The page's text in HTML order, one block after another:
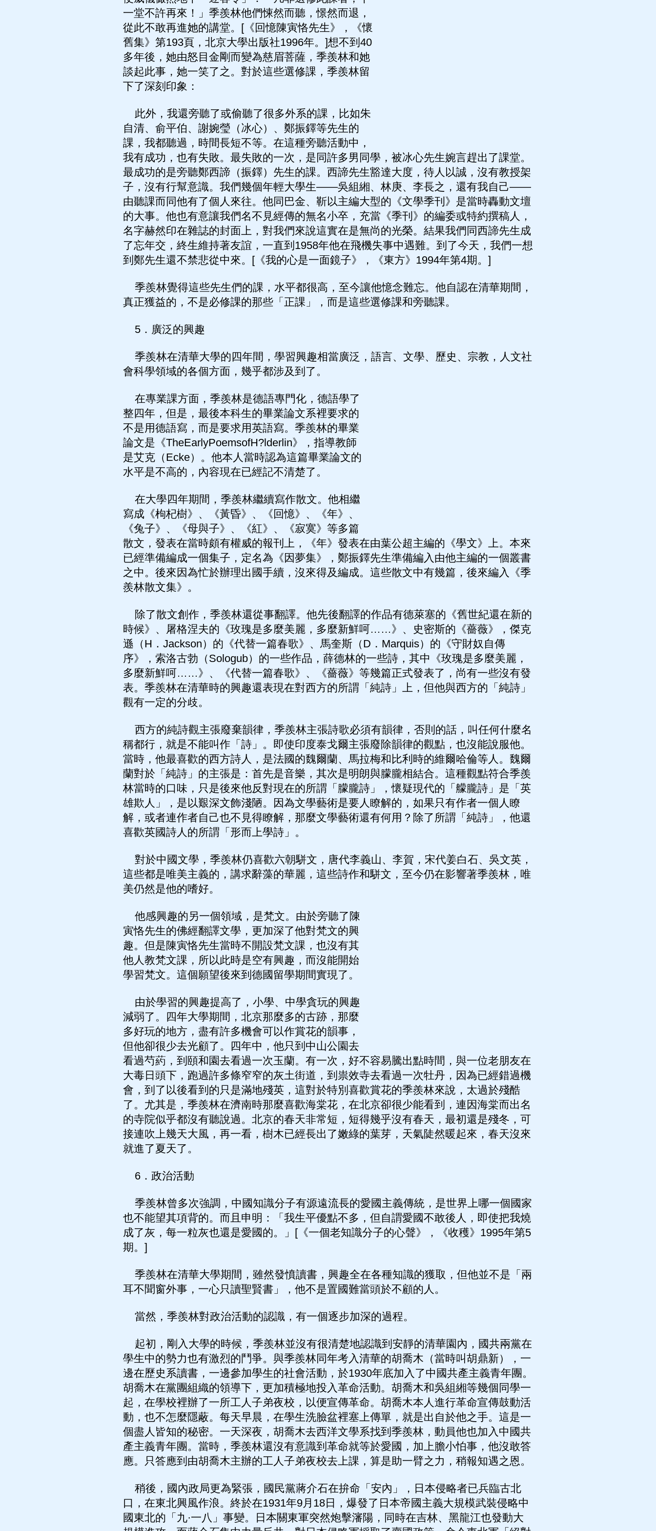
一堂不許再來！」季羨林他們悚然而聽，憬然而退，
從此不敢再進她的講堂。[《回憶陳寅恪先生》，《懷
舊集》第193頁，北京大學出版社1996年。]想不到40
多年後，她由怒目金剛而變為慈眉菩薩，季羨林和她
談起此事，她一笑了之。對於這些選修課，季羨林留
下了深刻印象：
此外，我還旁聽了或偷聽了很多外系的課，比如朱
自清、俞平伯、謝婉瑩（冰心）、鄭振鐸等先生的
課，我都聽過，時間長短不等。在這種旁聽活動中，
我有成功，也有失敗。最失敗的一次，是同許多男同學，被冰心先生婉言趕出了課堂。
最成功的是旁聽鄭西諦（振鐸）先生的課。西諦先生豁達大度，待人以誠，沒有教授架
子，沒有行幫意識。我們幾個年輕大學生——吳組緗、林庚、李長之，還有我自己——
由聽課而同他有了個人來往。他同巴金、靳以主編大型的《文學季刊》是當時轟動文壇
的大事。他也有意讓我們名不見經傳的無名小卒，充當《季刊》的編委或特約撰稿人，
名字赫然印在雜誌的封面上，對我們來說這實在是無尚的光榮。結果我們同西諦先生成
了忘年交，終生維持著友誼，一直到1958年他在飛機失事中遇難。到了今天，我們一想
到鄭先生還不禁悲從中來。[《我的心是一面鏡子》，《東方》1994年第4期。]
季羨林覺得這些先生們的課，水平都很高，至今讓他憶念難忘。他自認在清華期間，
真正獲益的，不是必修課的那些「正課」，而是這些選修課和旁聽課。
5．廣泛的興趣
季羨林在清華大學的四年間，學習興趣相當廣泛，語言、文學、歷史、宗教，人文社
會科學領域的各個方面，幾乎都涉及到了。
在專業課方面，季羨林是德語專門化，德語學了
整四年，但是，最後本科生的畢業論文系裡要求的
不是用德語寫，而是要求用英語寫。季羨林的畢業
論文是《TheEarlyPoemsofH?lderlin》，指導教師
是艾克（Ecke）。他本人當時認為這篇畢業論文的
水平是不高的，內容現在已經記不清楚了。
在大學四年期間，季羨林繼續寫作散文。他相繼
寫成《枸杞樹》、《黃昏》、《回憶》、《年》、
《兔子》、《母與子》、《紅》、《寂寞》等多篇
散文，發表在當時頗有權威的報刊上，《年》發表在由葉公超主編的《學文》上。本來
已經準備編成一個集子，定名為《因夢集》，鄭振鐸先生準備編入由他主編的一個叢書
之中。後來因為忙於辦理出國手續，沒來得及編成。這些散文中有幾篇，後來編入《季
羨林散文集》。
除了散文創作，季羨林還從事翻譯。他先後翻譯的作品有德萊塞的《舊世紀還在新的
時候》、屠格涅夫的《玫瑰是多麼美麗，多麼新鮮呵……》、史密斯的《薔薇》，傑克
遜（H．Jackson）的《代替一篇春歌》、馬奎斯（D．Marquis）的《守財奴自傳
序》，索洛古勃（Sologub）的一些作品，薛德林的一些詩，其中《玫瑰是多麼美麗，
多麼新鮮呵……》、《代替一篇春歌》、《薔薇》等幾篇正式發表了，尚有一些沒有發
表。季羨林在清華時的興趣還表現在對西方的所謂「純詩」上，但他與西方的「純詩」
觀有一定的分歧。
西方的純詩觀主張廢棄韻律，季羨林主張詩歌必須有韻律，否則的話，叫任何什麼名
稱都行，就是不能叫作「詩」。即使印度泰戈爾主張廢除韻律的觀點，也沒能說服他。
當時，他最喜歡的西方詩人，是法國的魏爾蘭、馬拉梅和比利時的維爾哈倫等人。魏爾
蘭對於「純詩」的主張是：首先是音樂，其次是明朗與朦朧相結合。這種觀點符合季羨
林當時的口味，只是後來他反對現在的所謂「朦朧詩」，懷疑現代的「艨朧詩」是「英
雄欺人」，是以艱深文飾淺陋。因為文學藝術是要人瞭解的，如果只有作者一個人瞭
解，或者連作者自己也不見得瞭解，那麼文學藝術還有何用？除了所謂「純詩」，他還
喜歡英國詩人的所謂「形而上學詩」。
對於中國文學，季羨林仍喜歡六朝駢文，唐代李義山、李賀，宋代姜白石、吳文英，
這些都是唯美主義的，講求辭藻的華麗，這些詩作和駢文，至今仍在影響著季羨林，唯
美仍然是他的嗜好。
他感興趣的另一個領域，是梵文。由於旁聽了陳
寅恪先生的佛經翻譯文學，更加深了他對梵文的興
趣。但是陳寅恪先生當時不開設梵文課，也沒有其
他人教梵文課，所以此時是空有興趣，而沒能開始
學習梵文。這個願望後來到德國留學期間實現了。
由於學習的興趣提高了，小學、中學貪玩的興趣
減弱了。四年大學期間，北京那麼多的古跡，那麼
多好玩的地方，盡有許多機會可以作賞花的韻事，
但他卻很少去光顧了。四年中，他只到中山公園去
看過芍葯，到頤和園去看過一次玉蘭。有一次，好不容易騰出點時間，與一位老朋友在
大毒日頭下，跑過許多條窄窄的灰土街道，到祟效寺去看過一次牡丹，因為已經錯過機
會，到了以後看到的只是滿地殘英，這對於特別喜歡賞花的季羨林來說，太過於殘酷
了。尤其是，季羨林在濟南時那麼喜歡海棠花，在北京卻很少能看到，連因海棠而出名
的寺院似乎都沒有聽說過。北京的春天非常短，短得幾乎沒有春天，最初還是殘冬，可
接連吹上幾天大風，再一看，樹木已經長出了嫩綠的葉芽，天氣陡然暖起來，春天沒來
就進了夏天了。
6．政治活動
季羨林曾多次強調，中國知識分子有源遠流長的愛國主義傳統，是世界上哪一個國家
也不能望其項背的。而且申明：「我生平優點不多，但自謂愛國不敢後人，即使把我燒
成了灰，每一粒灰也還是愛國的。」[《一個老知識分子的心聲》，《收穫》1995年第5
期。]
季羨林在清華大學期間，雖然發憤讀書，興趣全在各種知識的獲取，但他並不是「兩
耳不聞窗外事，一心只讀聖賢書」，他不是置國難當頭於不顧的人。
當然，季羨林對政治活動的認識，有一個逐步加深的過程。
起初，剛入大學的時候，季羨林並沒有很清楚地認識到安靜的清華園內，國共兩黨在
學生中的勢力也有激烈的鬥爭。與季羨林同年考入清華的胡喬木（當時叫胡鼎新），一
邊在歷史系讀書，一邊參加學生的社會活動，於1930年底加入了中國共產主義青年團。
胡喬木在黨團組織的領導下，更加積極地投入革命活動。胡喬木和吳組緗等幾個同學一
起，在學校裡辦了一所工人子弟夜校，以便宣傳革命。胡喬木本人進行革命宣傳鼓動活
動，也不怎麼隱蔽。每天早晨，在學生洗臉盆裡塞上傳單，就是出自於他之手。這是一
個盡人皆知的秘密。一天深夜，胡喬木去西洋文學系找到季羨林，動員他也加入中國共
產主義青年團。當時，季羨林還沒有意識到革命就等於愛國，加上膽小怕事，他沒敢答
應。只答應到由胡喬木主辦的工人子弟夜校去上課，算是助一臂之力，稍報知遇之恩。
稍後，國內政局更為緊張，國民黨蔣介石在拚命「安內」，日本侵略者已兵臨古北
口，在東北興風作浪。終於在1931年9月18日，爆發了日本帝國主義大規模武裝侵略中
國東北的「九·一八」事變。日本關東軍突然炮擊瀋陽，同時在吉林、黑龍江也發動大